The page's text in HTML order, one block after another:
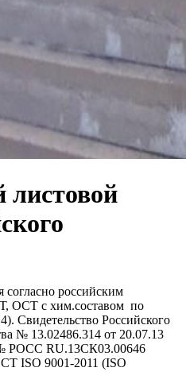
согласно российским
ОСТ с хим.составом по
Свидетельство Российского
№ 13.02486.314 от 20.07.13
№ РОСС RU.13СК03.00646
ISO 9001-2011 (ISO